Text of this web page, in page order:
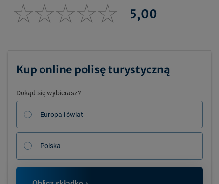
5,00
Kup online polisę turystyczną
Dokąd się wybierasz?
Europa i świat
Polska